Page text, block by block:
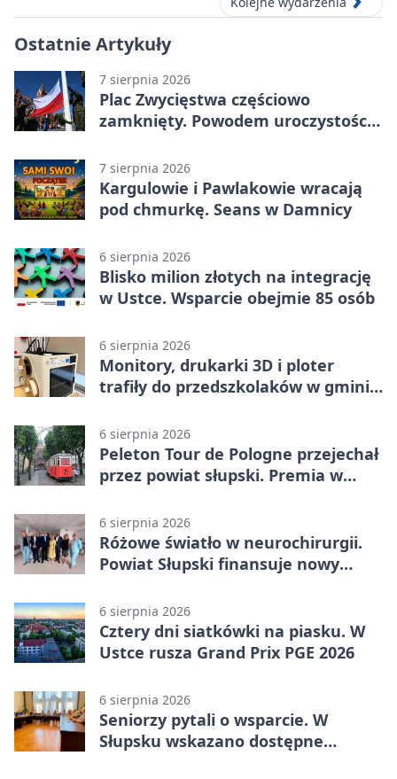
Ostatnie Artykuły
7 sierpnia 2026
Plac Zwycięstwa częściowo
zamknięty. Powodem uroczystości
7 sierpnia 2026
Kargulowie i Pawlakowie wracają
pod chmurkę. Seans w Damnicy
6 sierpnia 2026
Blisko milion złotych na integrację
w Ustce. Wsparcie obejmie 85 osób
6 sierpnia 2026
Monitory, drukarki 3D i ploter
trafiły do przedszkolaków w gminie
6 sierpnia 2026
Peleton Tour de Pologne przejechał
przez powiat słupski. Premia w
6 sierpnia 2026
Różowe światło w neurochirurgii.
Powiat Słupski finansuje nowy
6 sierpnia 2026
Cztery dni siatkówki na piasku. W
Ustce rusza Grand Prix PGE 2026
6 sierpnia 2026
Seniorzy pytali o wsparcie. W
Słupsku wskazano dostępne